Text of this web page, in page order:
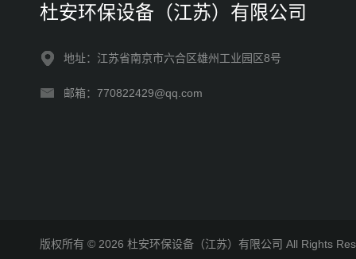
杜安环保设备（江苏）有限公司
地址：江苏省南京市六合区雄州工业园区8号
邮箱：770822429@qq.com
版权所有 © 2026 杜安环保设备（江苏）有限公司 All Rights